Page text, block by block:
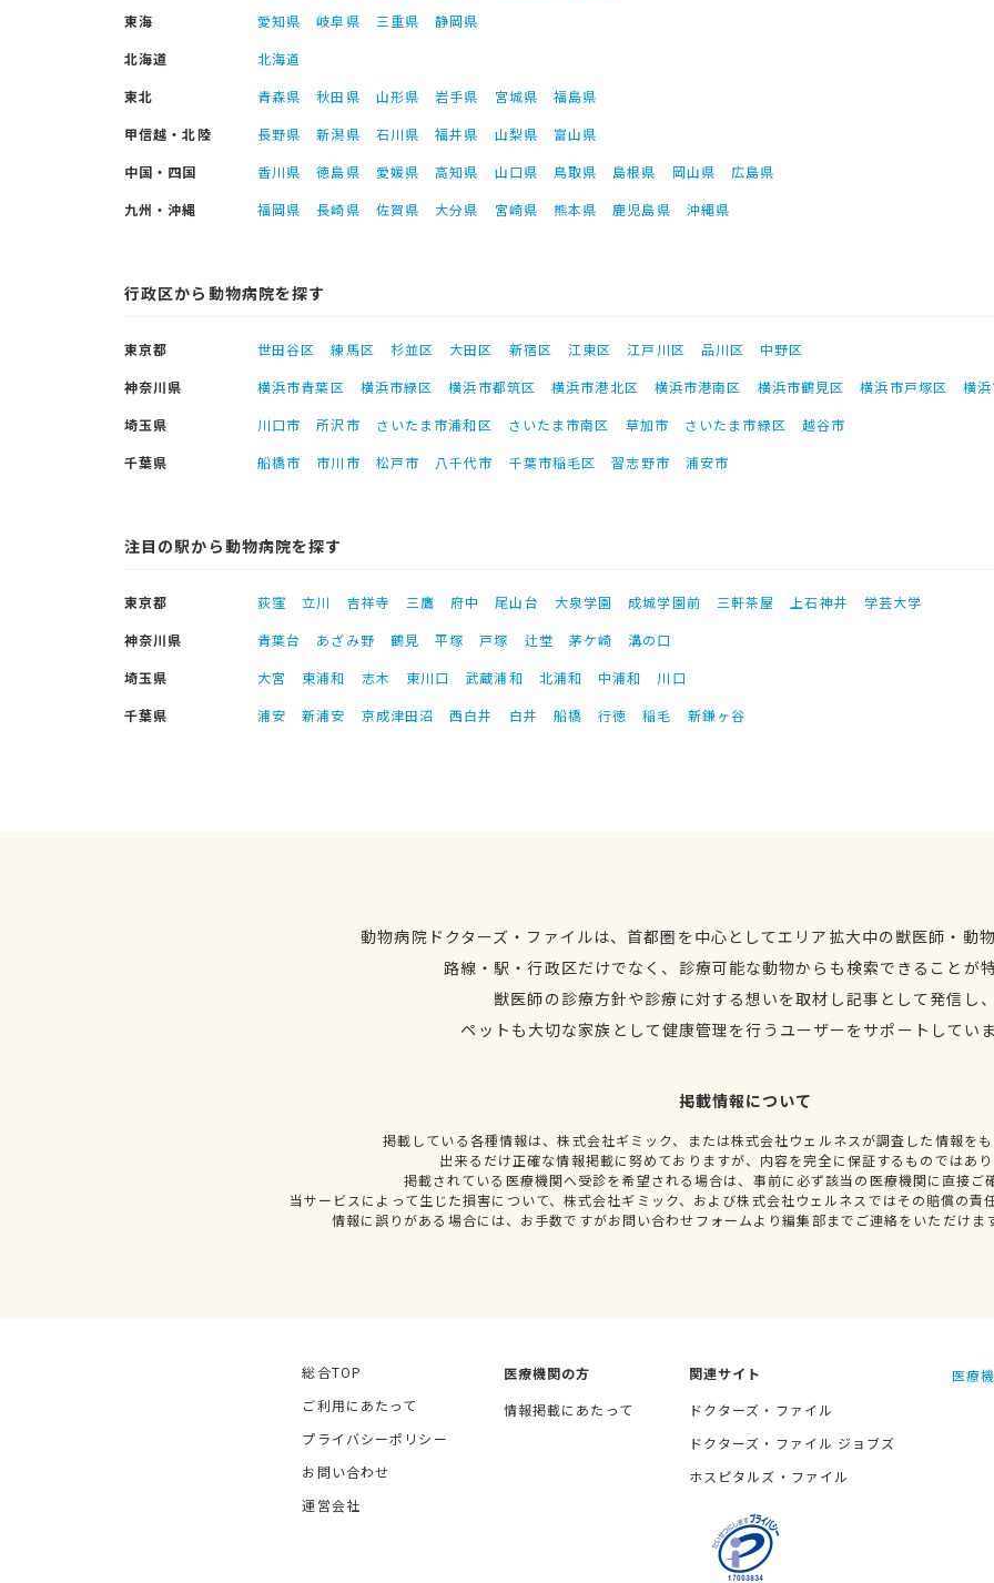
東海
愛知県 岐阜県 三重県
静岡県
北海道
北海道
東北
青森県 秋田県 山形県 岩手県 宮城県
福島県
甲信越・北陸
長野県 新潟県 石川県 福井県 山梨県
富山県
中国・四国
香川県 徳島県 愛媛県 高知県 山口県 鳥取県 島根県 岡山県
広島県
九州・沖縄
福岡県 長崎県 佐賀県 大分県 宮崎県 熊本県 鹿児島県 沖縄県
行政区から動物病院を探す
東京都 世田谷区 練馬区 杉並区 大田区 新宿区 江東区 江戸川区 品川区
中野区
神奈川県
横浜市青葉区 横浜市緑区 横浜市都筑区 横浜市港北区 横浜市港南区 横浜市鶴見区 横浜市戸塚区
横
埼玉県
川口市 所沢市 さいたま市浦和区 さいたま市南区 草加市 さいたま市緑区
越谷市
千葉県
船橋市 市川市 松戸市 八千代市 千葉市稲毛区 習志野市 浦安市
注目の駅から動物病院を探す
東京都 荻窪 立川 吉祥寺 三鷹 府中 尾山台 大泉学園 成城学園前 三軒茶屋 上石神井
学芸大学
神奈川県
青葉台 あざみ野 鶴見 平塚 戸塚 辻堂 茅ケ崎
溝の口
埼玉県
大宮 東浦和 志木 東川口 武蔵浦和 北浦和 中浦和
川口
千葉県
浦安 新浦安 京成津田沼 西白井 白井 船橋 行徳 稲毛 新鎌ヶ谷
動物病院ドクターズ・ファイルは、首都圏を中心としてエリア拡大中の獣医師・動
路線・駅・行政区だけでなく、診療可能な動物からも検索できることが
獣医師の診療方針や診療に対する想いを取材し記事として発信し
ペットも大切な家族として健康管理を行うユーザーをサポートしてい
掲載情報について
掲載している各種情報は、株式会社ギミック、または株式会社ウェルネスが調査した情報を
出来るだけ正確な情報掲載に努めておりますが、内容を完全に保証するものではあ
掲載されている医療機関へ受診を希望される場合は、事前に必ず該当の医療機関に直接ご
当サービスによって生じた損害について、株式会社ギミック、および株式会社ウェルネスではその賠償の責
情報に誤りがある場合には、お手数ですがお問い合わせフォームより編集部までご連絡をいただけま
総合TOP
ご利用にあたって
プライバシーポリシー
お問い合わせ
運営会社
医療機関の方
情報掲載にあたって
関連サイト
ドクターズ・ファイル
ドクターズ・ファイル ジョブズ
ホスピタルズ・ファイル
医療